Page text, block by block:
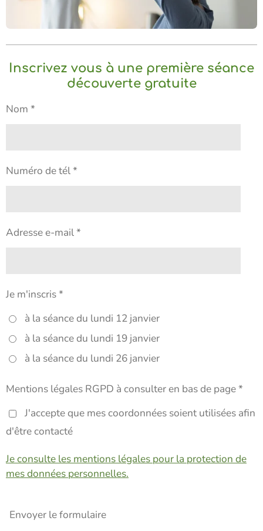
Inscrivez vous à une première séance
découverte gratuite
Nom *
Numéro de tél *
Adresse e-mail *
Je m'inscris *
à la séance du lundi 12 janvier
à la séance du lundi 19 janvier
à la séance du lundi 26 janvier
Mentions légales RGPD à consulter en bas de page *
J'accepte que mes coordonnées soient utilisées afin
d'être contacté
Je consulte les mentions légales pour la protection de
mes données personnelles.
Envoyer le formulaire